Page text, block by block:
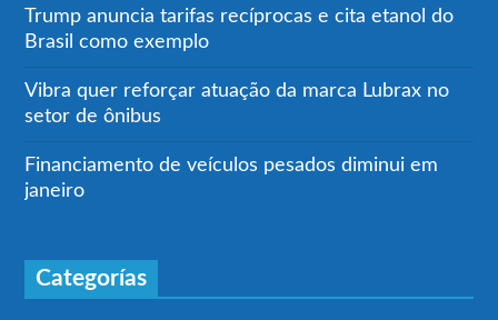
Trump anuncia tarifas recíprocas e cita etanol do
Brasil como exemplo
Vibra quer reforçar atuação da marca Lubrax no
setor de ônibus
Financiamento de veículos pesados diminui em
janeiro
Categorías